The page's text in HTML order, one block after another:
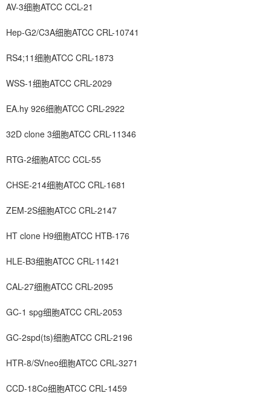
AV-3细胞ATCC CCL-21
Hep-G2/C3A细胞ATCC CRL-10741
RS4;11细胞ATCC CRL-1873
WSS-1细胞ATCC CRL-2029
EA.hy 926细胞ATCC CRL-2922
32D clone 3细胞ATCC CRL-11346
RTG-2细胞ATCC CCL-55
CHSE-214细胞ATCC CRL-1681
ZEM-2S细胞ATCC CRL-2147
HT clone H9细胞ATCC HTB-176
HLE-B3细胞ATCC CRL-11421
CAL-27细胞ATCC CRL-2095
GC-1 spg细胞ATCC CRL-2053
GC-2spd(ts)细胞ATCC CRL-2196
HTR-8/SVneo细胞ATCC CRL-3271
CCD-18Co细胞ATCC CRL-1459